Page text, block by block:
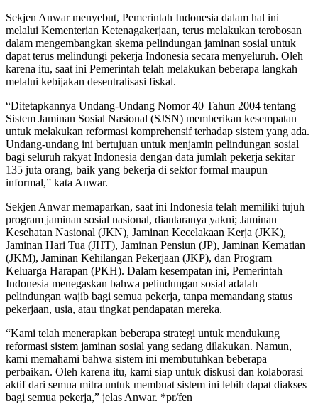
Sekjen Anwar menyebut, Pemerintah Indonesia dalam hal ini
melalui Kementerian Ketenagakerjaan, terus melakukan terobosan
dalam mengembangkan skema pelindungan jaminan sosial untuk
dapat terus melindungi pekerja Indonesia secara menyeluruh. Oleh
karena itu, saat ini Pemerintah telah melakukan beberapa langkah
melalui kebijakan desentralisasi fiskal.
“Ditetapkannya Undang-Undang Nomor 40 Tahun 2004 tentang
Sistem Jaminan Sosial Nasional (SJSN) memberikan kesempatan
untuk melakukan reformasi komprehensif terhadap sistem yang ada.
Undang-undang ini bertujuan untuk menjamin pelindungan sosial
bagi seluruh rakyat Indonesia dengan data jumlah pekerja sekitar
135 juta orang, baik yang bekerja di sektor formal maupun
informal,” kata Anwar.
Sekjen Anwar memaparkan, saat ini Indonesia telah memiliki tujuh
program jaminan sosial nasional, diantaranya yakni; Jaminan
Kesehatan Nasional (JKN), Jaminan Kecelakaan Kerja (JKK),
Jaminan Hari Tua (JHT), Jaminan Pensiun (JP), Jaminan Kematian
(JKM), Jaminan Kehilangan Pekerjaan (JKP), dan Program
Keluarga Harapan (PKH). Dalam kesempatan ini, Pemerintah
Indonesia menegaskan bahwa pelindungan sosial adalah
pelindungan wajib bagi semua pekerja, tanpa memandang status
pekerjaan, usia, atau tingkat pendapatan mereka.
“Kami telah menerapkan beberapa strategi untuk mendukung
reformasi sistem jaminan sosial yang sedang dilakukan. Namun,
kami memahami bahwa sistem ini membutuhkan beberapa
perbaikan. Oleh karena itu, kami siap untuk diskusi dan kolaborasi
aktif dari semua mitra untuk membuat sistem ini lebih dapat diakses
bagi semua pekerja,” jelas Anwar. *pr/fen